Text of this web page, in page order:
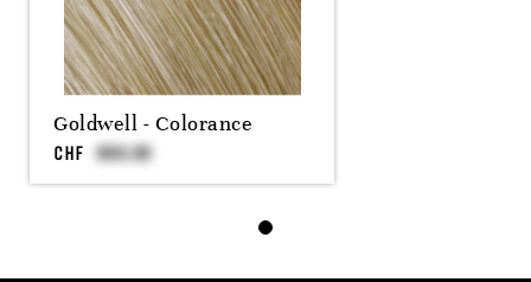
Goldwell - Colorance
CHF